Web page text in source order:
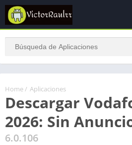
Home / Aplicaciones
Descargar
2026: Sin
6.0.106